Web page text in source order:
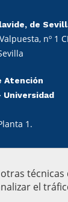
el
de
nº 1
Atención
1.